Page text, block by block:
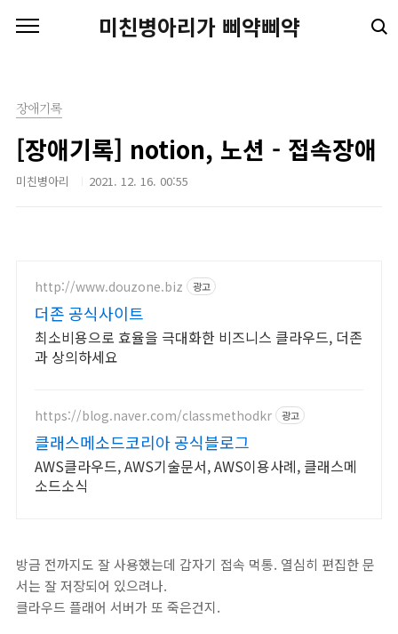
미친병아리가 삐약삐약
장애기록
[장애기록] notion, 노션 - 접속장애
미친병아리 2021. 12. 16. 00:55
http://www.douzone.biz 광고
더존 공식사이트
최소비용으로 효율을 극대화한 비즈니스 클라우드, 더존
과 상의하세요
https://blog.naver.com/classmethodkr 광고
클래스메소드코리아 공식블로그
AWS클라우드, AWS기술문서, AWS이용사례, 클래스메
소드소식
방금 전까지도 잘 사용했는데 갑자기 접속 먹통. 열심히 편집한 문
서는 잘 저장되어 있으려나.
클라우드 플래어 서버가 또 죽은건지.